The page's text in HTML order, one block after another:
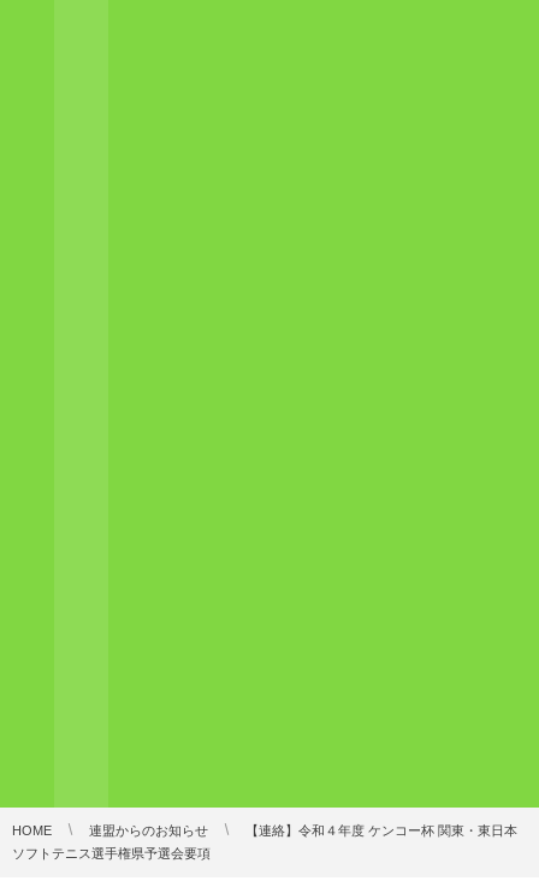
HOME 連盟からのお知らせ
【連絡】令和４年度 ケンコー杯 関東・東日本
ソフトテニス選手権県予選会要項